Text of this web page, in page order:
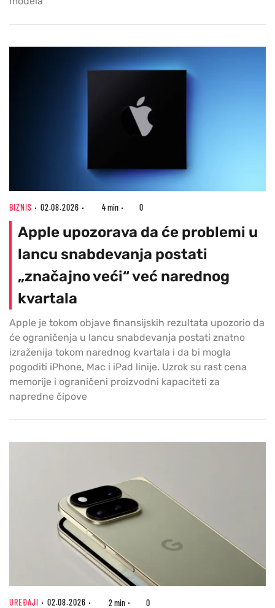
BIZNIS 02.08.2026 4 min 0
Apple upozorava da će problemi u
lancu snabdevanja postati
„značajno veći“ već narednog
kvartala
Apple je tokom objave finansijskih rezultata upozorio da
će ograničenja u lancu snabdevanja postati znatno
izraženija tokom narednog kvartala i da bi mogla
pogoditi iPhone, Mac i iPad linije. Uzrok su rast cena
memorije i ograničeni proizvodni kapaciteti za
napredne čipove
UREĐAJI 02.08.2026 2 min 0